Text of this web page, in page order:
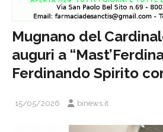
Mugnano del
auguri a
Ferdinando Spirito
15/05/2026 binews.it